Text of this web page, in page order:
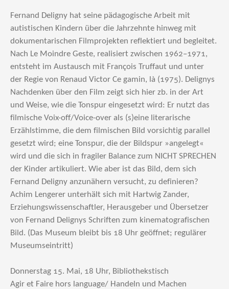
Fernand Deligny hat seine pädagogische Arbeit mit
autistischen Kindern über die Jahrzehnte hinweg mit
dokumentarischen Filmprojekten reflektiert und begleitet.
Nach Le Moindre Geste, realisiert zwischen 1962–1971,
entsteht im Austausch mit François Truffaut und unter
der Regie von Renaud Victor Ce gamin, là (1975). Delignys
Nachdenken über den Film zeigt sich hier zb. in der Art
und Weise, wie die Tonspur eingesetzt wird: Er nutzt das
filmische Voix-off/Voice-over als (s)eine literarische
Erzählstimme, die dem filmischen Bild vorsichtig parallel
gesetzt wird; eine Tonspur, die der Bildspur »angelegt«
wird und die sich in fragiler Balance zum NICHT SPRECHEN
der Kinder artikuliert. Wie aber ist das Bild, dem sich
Fernand Deligny anzunähern versucht, zu definieren?
Achim Lengerer unterhält sich mit Hartwig Zander,
Erziehungswissenschaftler, Herausgeber und Übersetzer
von Fernand Delignys Schriften zum kinematografischen
Bild. (Das Museum bleibt bis 18 Uhr geöffnet; regulärer
Museumseintritt)
Donnerstag 15. Mai, 18 Uhr, Bibliothekstisch
Agir et Faire hors language/ Handeln und Machen